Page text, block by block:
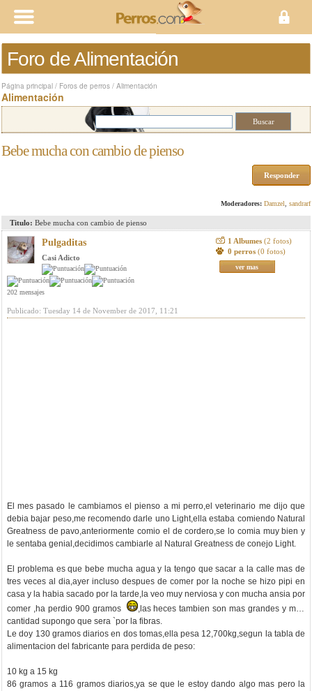
Foro de Alimentación
Página principal / Foros de perros / Alimentación
Alimentación
Bebe mucha con cambio de pienso
Responder
Moderadores: Damzel sandrarf
Titulo: Bebe mucha con cambio de pienso
Pulgaditas
Casi Adicto
202 mensajes
1 Albumes (2 fotos)
0 perros (0 fotos)
ver mas
Publicado: Tuesday 14 de November de 2017, 11:21
El mes pasado le cambiamos el pienso a mi perro,el veterinario me dijo que
debia bajar peso,me recomendo darle uno Light,ella estaba comiendo Natural
Greatness de pavo,anteriormente comio el de cordero,se lo comia muy bien y
le sentaba genial,decidimos cambiarle al Natural Greatness de conejo Light.
El problema es que bebe mucha agua y la tengo que sacar a la calle mas de
tres veces al dia,ayer incluso despues de comer por la noche se hizo pipi en
casa y la habia sacado por la tarde,la veo muy nerviosa y con mucha ansia por
comer ,ha perdio 900 gramos
,las heces tambien son mas grandes y mas
cantidad supongo que sera `por la fibras.
Le doy 130 gramos diarios en dos tomas,ella pesa 12,700kg,segun la tabla de
alimentacion del fabricante para perdida de peso:
10 kg a 15 kg
86 gramos a 116 gramos diarios,ya se que le estoy dando algo mas pero la